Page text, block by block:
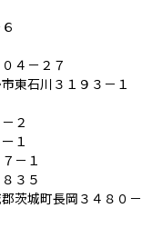
４－２７
東石川３１９３－１
２
１
－１
３５
茨城町長岡３４８０－